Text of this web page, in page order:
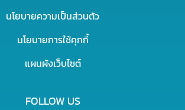
นโยบายความเป็นส่วนตัว
นโยบายการใช้คุกกี้
แผนผังเว็บไซต์
FOLLOW US